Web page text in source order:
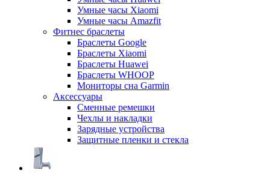
Умные часы Xiaomi
Умные часы Amazfit
Фитнес браслеты
Браслеты Google
Браслеты Xiaomi
Браслеты Huawei
Браслеты WHOOP
Мониторы сна Garmin
Аксессуары
Сменные ремешки
Чехлы и накладки
Зарядные устройства
Защитные пленки и стекла